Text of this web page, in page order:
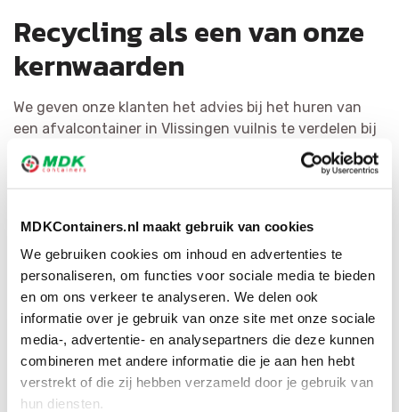
MDKContainers.nl maakt gebruik van cookies
We gebruiken cookies om inhoud en advertenties te
personaliseren, om functies voor sociale media te bieden
en om ons verkeer te analyseren. We delen ook
informatie over je gebruik van onze site met onze sociale
media-, advertentie- en analysepartners die deze kunnen
combineren met andere informatie die je aan hen hebt
verstrekt of die zij hebben verzameld door je gebruik van
hun diensten.
Recycling als een van onze
kernwaarden
We geven onze klanten het advies bij het huren van
een afvalcontainer in Vlissingen vuilnis te verdelen bij
de bron. Dat is kostenbesparend en levert de meest
hoogwaardige grondstoffen op. Het recyclen van afval
materiaal of als bijkomende bouwstof. Door ons
uitgebreide netwerk hebben wij voor iedere afvalsoort
de juiste bestemming.